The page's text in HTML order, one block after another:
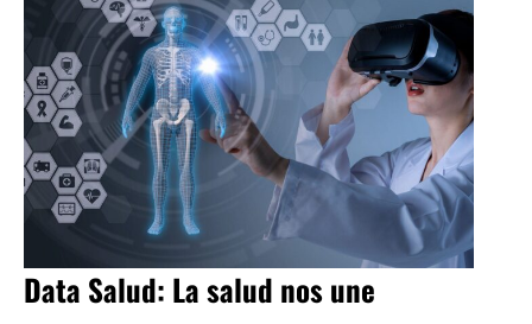
Data Salud: La salud nos une